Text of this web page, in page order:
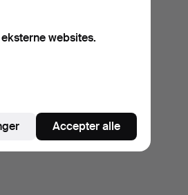
websites.
Accepter alle